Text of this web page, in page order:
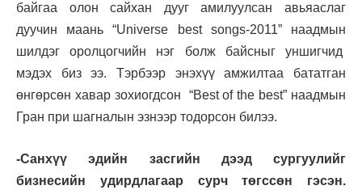
байгаа олон сайхан дууг амилуулсан авьяаслаг
дуучин маань “Universe best songs-2011” наадмын
шилдэг оролцогчийн нэг болж байсныг уншигчид
мэдэх биз ээ. Тэрбээр энэхүү амжилтаа бататган
өнгөрсөн хавар зохиогдсон “Best of the best” наадмын
Гран при шагналын эзнээр тодорсон билээ.
-Санхүү эдийн засгийн дээд сургуулийг
бизнесийн удирдлагаар сурч төгссөн гэсэн.